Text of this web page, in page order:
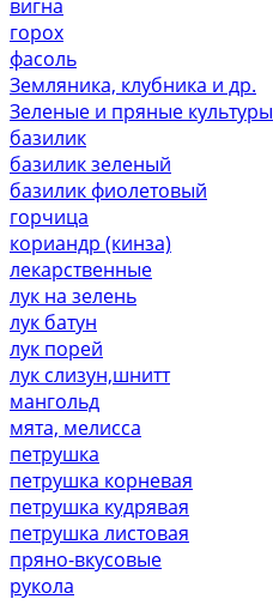
вигна
горох
фасоль
Земляника, клубника и др.
Зеленые и пряные культуры
базилик
базилик зеленый
базилик фиолетовый
горчица
кориандр (кинза)
лекарственные
лук на зелень
лук батун
лук порей
лук слизун,шнитт
мангольд
мята, мелисса
петрушка
петрушка корневая
петрушка кудрявая
петрушка листовая
пряно-вкусовые
рукола